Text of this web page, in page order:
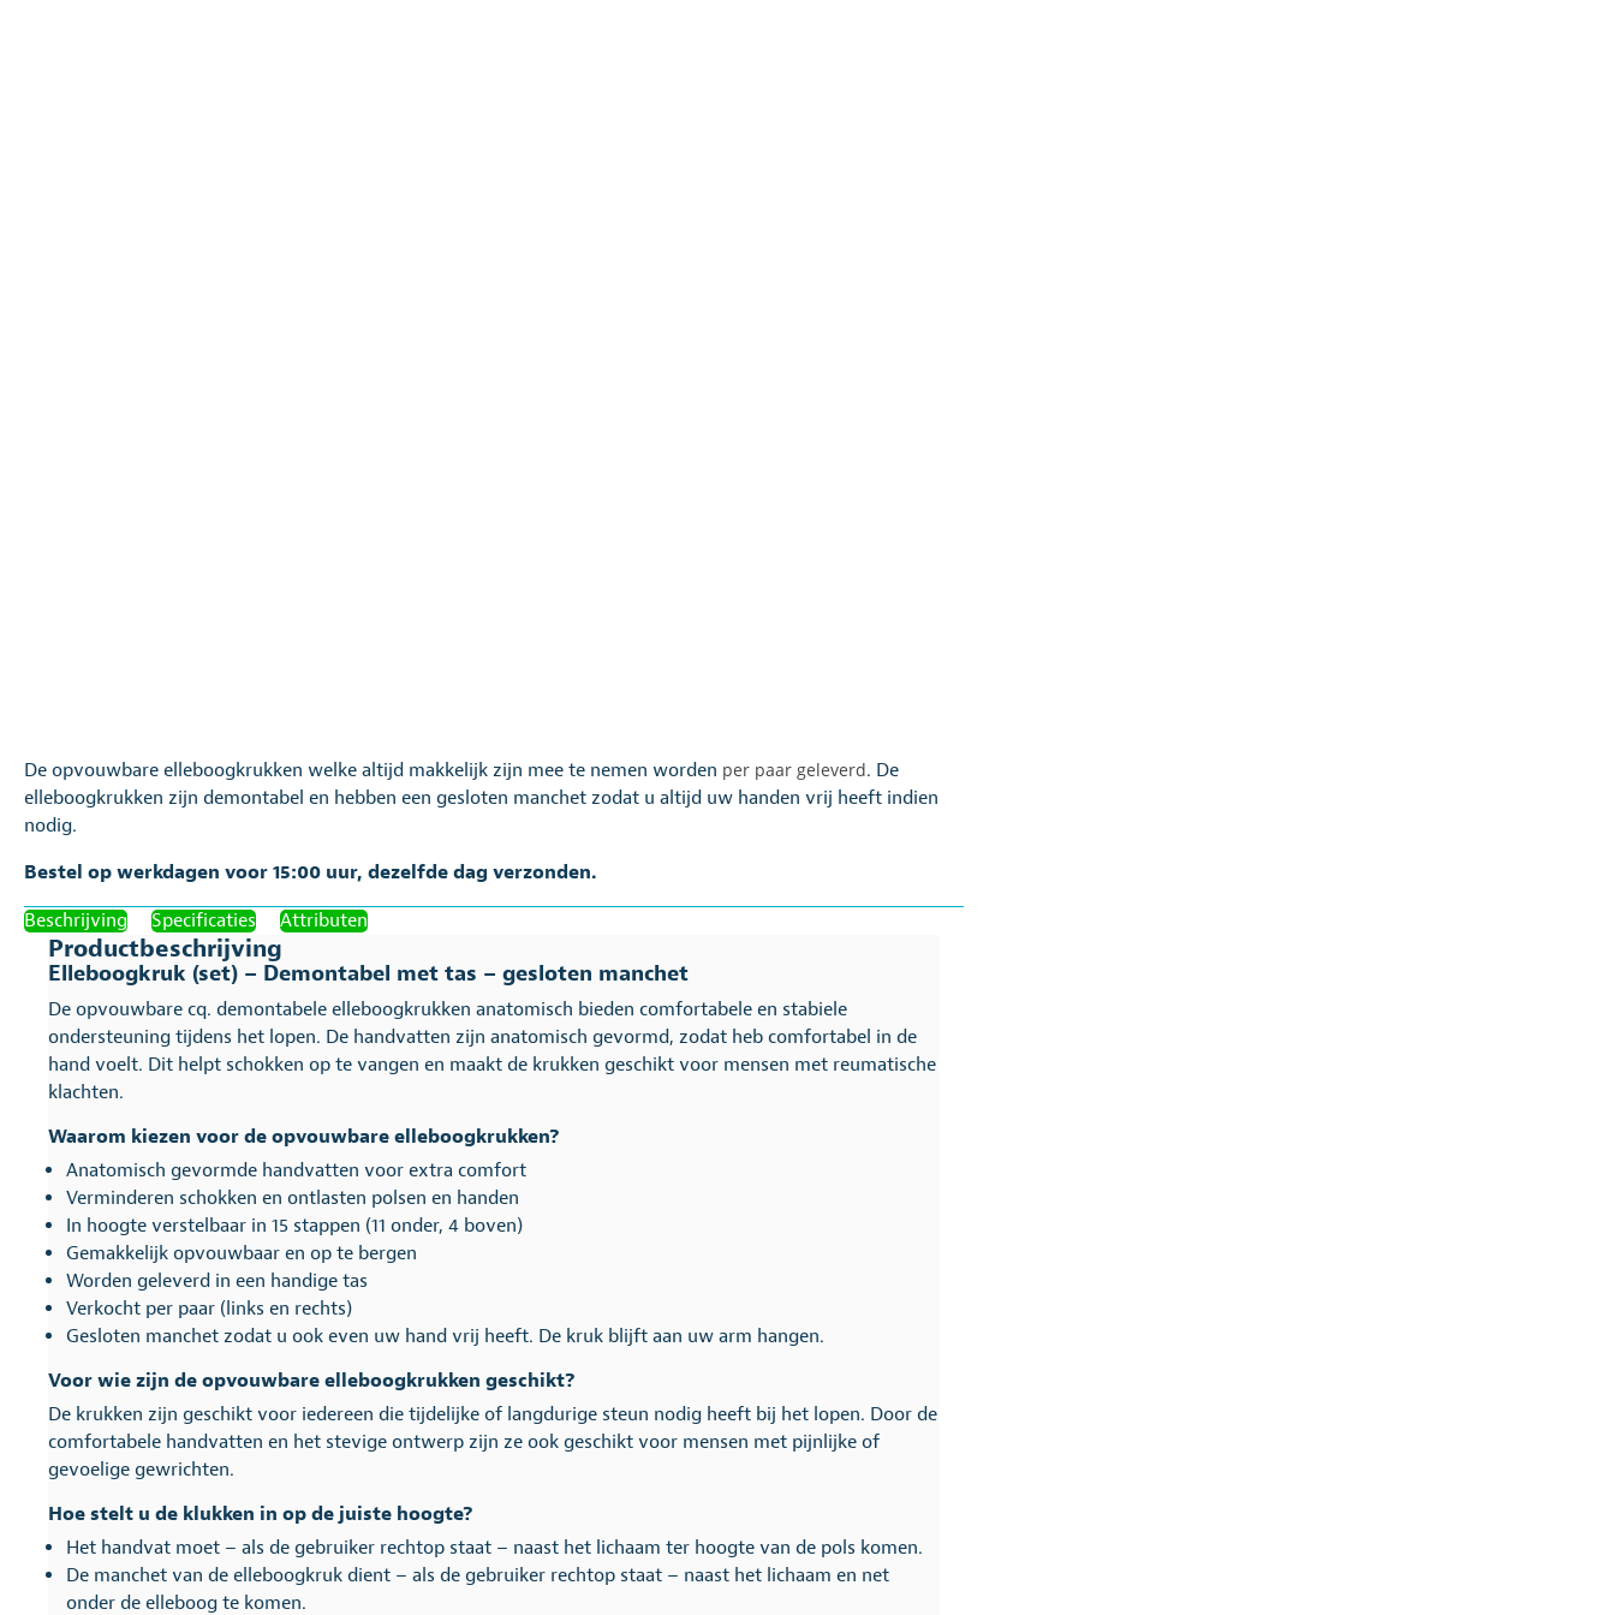
De opvouwbare elleboogkrukken welke altijd makkelijk zijn mee te nemen worden per paar geleverd. De
elleboogkrukken zijn demontabel en hebben een gesloten manchet zodat u altijd uw handen vrij heeft indien
nodig.
Bestel op werkdagen voor 15:00 uur, dezelfde dag verzonden.
Beschrijving
Specificaties Attributen
Productbeschrijving
Elleboogkruk (set) – Demontabel met tas – gesloten manchet
De opvouwbare cq. demontabele elleboogkrukken anatomisch bieden comfortabele en stabiele
ondersteuning tijdens het lopen. De handvatten zijn anatomisch gevormd, zodat heb comfortabel in de
hand voelt. Dit helpt schokken op te vangen en maakt de krukken geschikt voor mensen met reumatische
klachten.
Waarom kiezen voor de opvouwbare elleboogkrukken?
Anatomisch gevormde handvatten voor extra comfort
Verminderen schokken en ontlasten polsen en handen
In hoogte verstelbaar in 15 stappen (11 onder, 4 boven)
Gemakkelijk opvouwbaar en op te bergen
Worden geleverd in een handige tas
Verkocht per paar (links en rechts)
Gesloten manchet zodat u ook even uw hand vrij heeft. De kruk blijft aan uw arm hangen.
Voor wie zijn de opvouwbare elleboogkrukken geschikt?
De krukken zijn geschikt voor iedereen die tijdelijke of langdurige steun nodig heeft bij het lopen. Door de
comfortabele handvatten en het stevige ontwerp zijn ze ook geschikt voor mensen met pijnlijke of
gevoelige gewrichten.
Hoe stelt u de klukken in op de juiste hoogte?
Het handvat moet – als de gebruiker rechtop staat – naast het lichaam ter hoogte van de pols komen.
De manchet van de elleboogkruk dient – als de gebruiker rechtop staat – naast het lichaam en net
onder de elleboog te komen.